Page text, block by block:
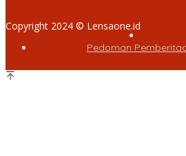
Copyright 2024 © Lensaone.id
Pedoman